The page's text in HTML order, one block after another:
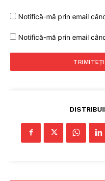
Notifică-mă prin email
Notifică-mă prin email